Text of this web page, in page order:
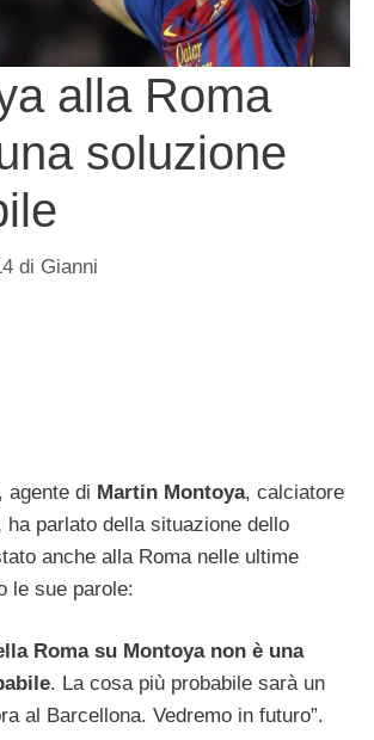
alla Roma
soluzione
di Gianni
, agente di Martin Montoya, calciatore
ha parlato della situazione dello
anche alla Roma nelle ultime
le sue parole:
Roma su Montoya non è una
. La cosa più probabile sarà un
al Barcellona. Vedremo in futuro”.